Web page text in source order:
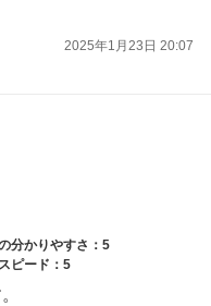
2025年1月23日 20:07
分かりやすさ：5
ピード：5